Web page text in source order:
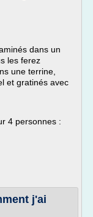
dans un
les ferez
une terrine,
et gratinés avec
4 personnes :
j'ai